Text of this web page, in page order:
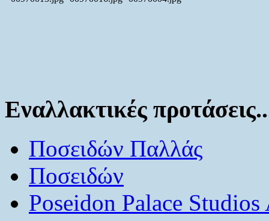
Εναλλακτικές
Ποσειδών Παλλάς
Ποσειδών
Poseidon Palace Studios